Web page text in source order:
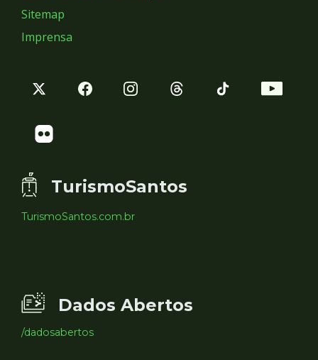
Sitemap
Imprensa
TurismoSantos
TurismoSantos.com.br
Dados Abertos
/dadosabertos